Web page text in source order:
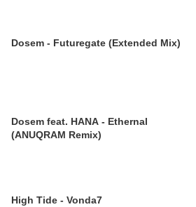
Dosem - Futuregate (Extended Mix)
Dosem feat. HANA - Ethernal
(ANUQRAM Remix)
High Tide - Vonda7